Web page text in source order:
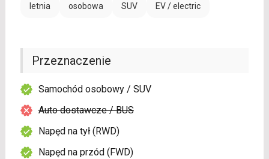
letnia osobowa SUV EV / electric
Przeznaczenie
Samochód osobowy / SUV
Auto dostawcze / BUS
Napęd na tył (RWD)
Napęd na przód (FWD)